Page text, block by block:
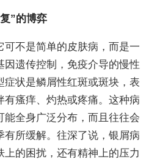
”的博弈
可不是简单的皮肤病，而是一
因遗传控制，免疫介导的慢性
症状是鳞屑性红斑或斑块，表
有瘙痒、灼热或疼痛。这种病
能全身广泛分布，而且往往会
有所缓解。往深了说，银屑病
的困扰，还有精神上的压力